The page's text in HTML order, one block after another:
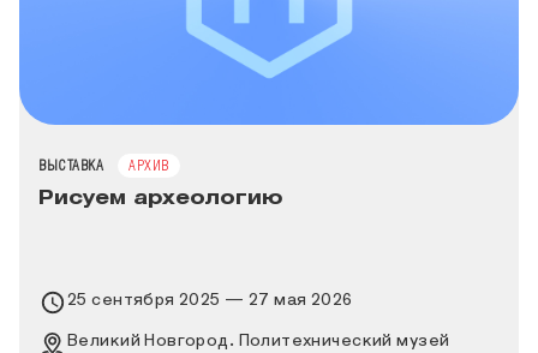
ТИП МЕРОПРИЯТИЯ
ВЫСТАВКА
АРХИВ
Рисуем археологию
Время проведения выставки
25 сентября 2025 — 27 мая 2026
Место проведения выставки
Великий Новгород. Политехнический музей